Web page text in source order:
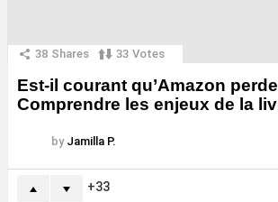
38 Shares 33 Votes
Est-il courant qu’Amazon
Comprendre les enjeux de la
by Jamilla P.
33